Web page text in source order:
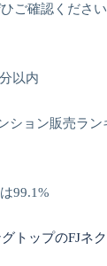
ご確認くださ
以内
ション販売ラン
99.1%
トップのFJネ